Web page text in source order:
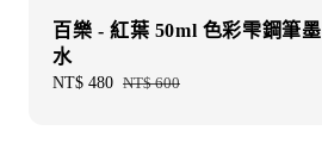
百樂 - 紅葉 50ml 色彩雫鋼筆墨
水
Sale
NT$ 480 Regular
NT$ 600